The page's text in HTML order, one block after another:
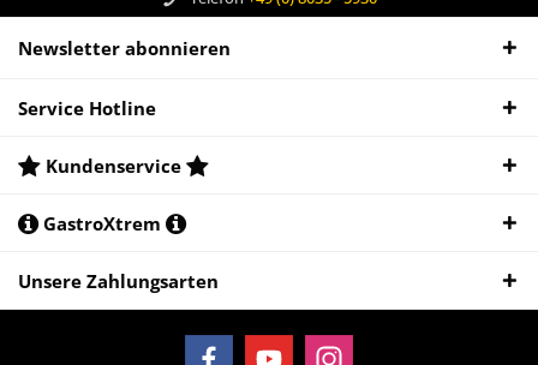
Newsletter abonnieren
Service Hotline
Kundenservice
GastroXtrem
Unsere Zahlungsarten